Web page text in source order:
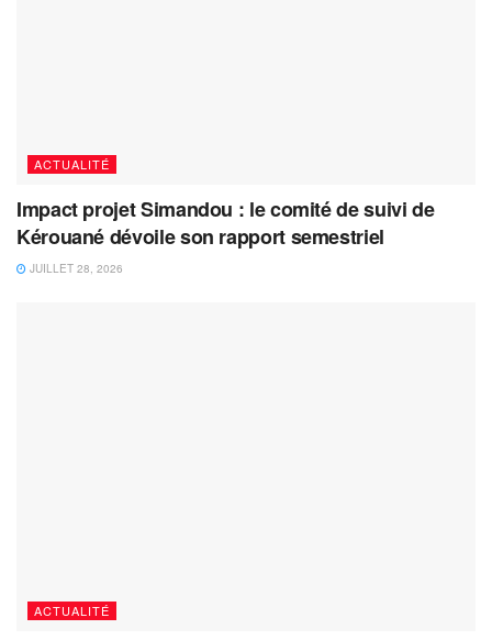
ACTUALITÉ
Impact projet Simandou : le comité de suivi de
Kérouané dévoile son rapport semestriel
JUILLET 28, 2026
ACTUALITÉ